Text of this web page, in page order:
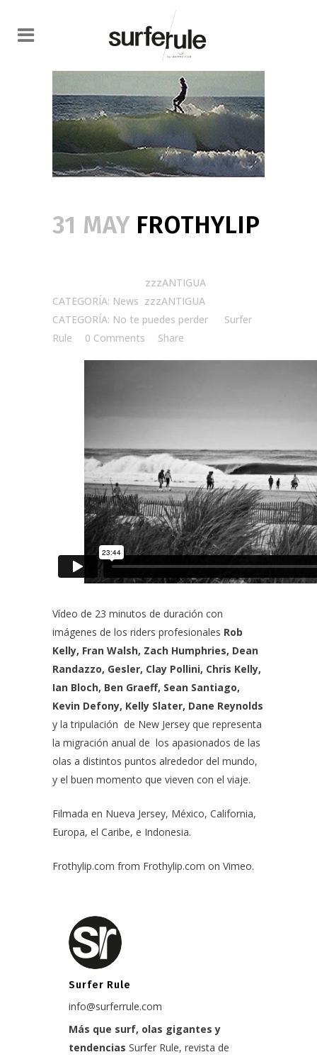
31 MAY FROTHYLIP
zzzANTIGUA
CATEGORÍA: News zzzANTIGUA
CATEGORÍA: No te puedes perder
Surfer
Rule
0 Comments Share
Vídeo de 23 minutos de duración con
imágenes de los riders profesionales Rob
Kelly, Fran Walsh, Zach Humphries, Dean
Randazzo, Gesler, Clay Pollini, Chris Kelly,
Ian Bloch, Ben Graeff, Sean Santiago,
Kevin Defony, Kelly Slater, Dane Reynolds
y la tripulación de New Jersey que representa
la migración anual de los apasionados de las
olas a distintos puntos alrededor del mundo,
y el buen momento que vieven con el viaje.
Filmada en Nueva Jersey, México, California,
Europa, el Caribe, e Indonesia.
Frothylip.com from Frothylip.com on Vimeo.
Surfer Rule
info@surferrule.com
Más que surf, olas gigantes y
tendencias Surfer Rule, revista de